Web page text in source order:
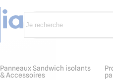
Panneaux Sandwich isolants
& Accessoires